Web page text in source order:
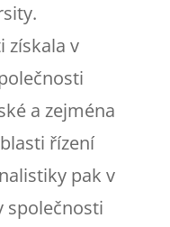
získala v
a zejména
řízení
pak v
společnosti